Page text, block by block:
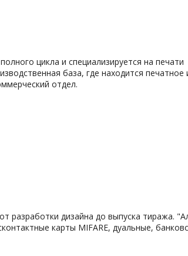
цикла и специализируется на печати
база, где находится печатное
отдел.
разработки дизайна до выпуска тиража.
карты MIFARE, дуальные,